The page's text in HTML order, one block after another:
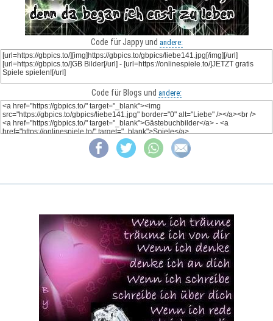
Code für Jappy und andere:
Code für Blogs und andere: